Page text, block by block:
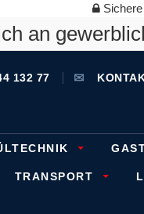
Sichere
an
132 77
TRANSPORT